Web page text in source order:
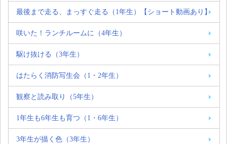
最後まで走る、まっすぐ走る（1年生）【ショート動画あり】
咲いた！ランチルームに（4年生）
駆け抜ける（3年生）
はたらく消防写生会（1・2年生）
観察と読み取り（5年生）
1年生も6年生も育つ（1・6年生）
3年生が描く色（3年生）